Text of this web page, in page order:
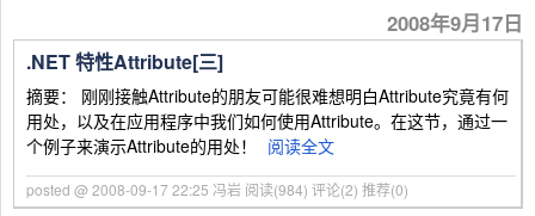
2008年9月17日
.NET 特性Attribute[三]
摘要： 刚刚接触Attribute的朋友可能很难想明白Attribute究竟有何
用处，以及在应用程序中我们如何使用Attribute。在这节，通过一
个例子来演示Attribute的用处！
阅读全文
posted @ 2008-09-17 22:25 冯岩 阅读(984) 评论(2) 推荐(0)